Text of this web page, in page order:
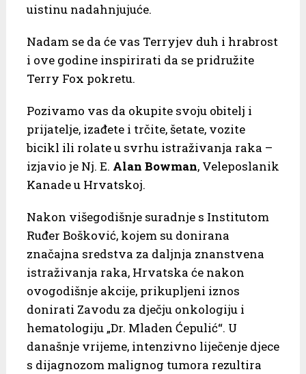
uistinu nadahnjujuće.
Nadam se da će vas Terryjev duh i hrabrost
i ove godine inspirirati da se pridružite
Terry Fox pokretu.
Pozivamo vas da okupite svoju obitelj i
prijatelje, izađete i trčite, šetate, vozite
bicikl ili rolate u svrhu istraživanja raka –
izjavio je Nj. E. Alan Bowman, Veleposlanik
Kanade u Hrvatskoj.
Nakon višegodišnje suradnje s Institutom
Ruđer Bošković, kojem su donirana
značajna sredstva za daljnja znanstvena
istraživanja raka, Hrvatska će nakon
ovogodišnje akcije, prikupljeni iznos
donirati Zavodu za dječju onkologiju i
hematologiju „Dr. Mladen Ćepulić“. U
današnje vrijeme, intenzivno liječenje djece
s dijagnozom malignog tumora rezultira